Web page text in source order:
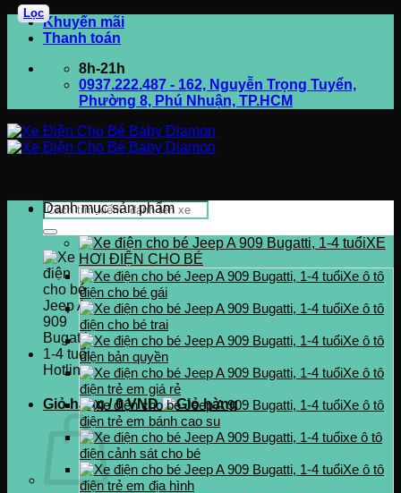
Bỏ
qua
dung
Khuyến mãi
Thanh toán
8h-21h
0937.222.487 - 162, Nguyễn Trọng Tuyển,
Phường 8, Phú Nhuận, TP.HCM
Tìm
kiếm:
Hotline
0937.222.487
Giỏ hàng /0VND
Danh mục sản phẩm
XE
HƠI ĐIỆN CHO BÉ
Xe ô tô
điện cho bé gái
Xe ô tô
điện cho bé trai
Xe ô tô
điện bản quyền
Xe ô tô
điện trẻ em giá rẻ
Xe ô tô
điện trẻ em bánh cao su
xe ô tô
điện cảnh sát cho bé
Xe ô tô
điện trẻ em địa hình
Lọc